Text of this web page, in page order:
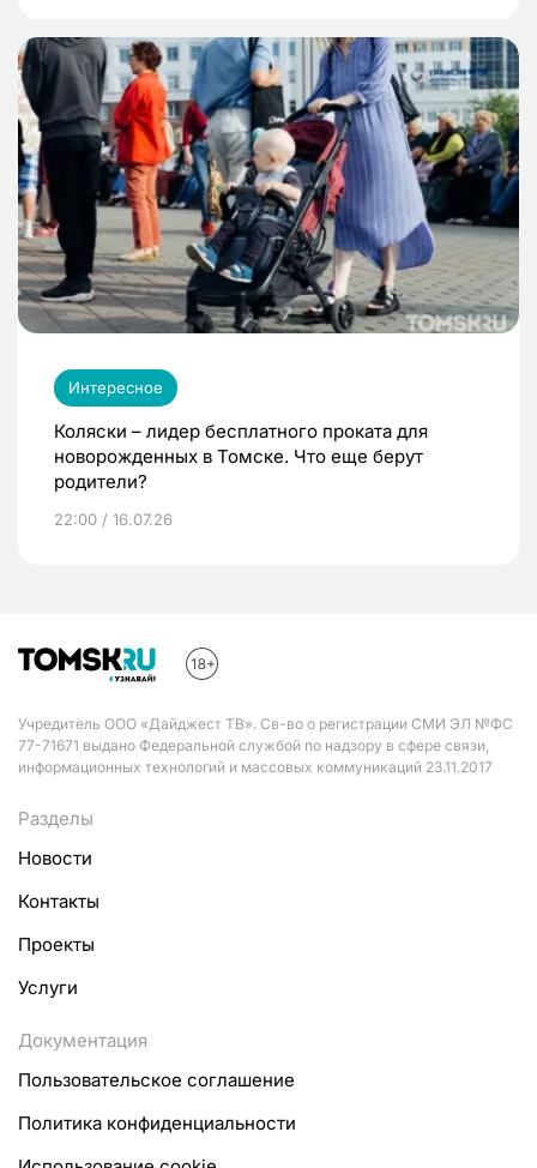
Интересное
Коляски – лидер бесплатного проката для
новорожденных в Томске. Что еще берут
родители?
22:00 / 16.07.26
Учредитель ООО «Дайджест ТВ». Св-во о регистрации СМИ ЭЛ №ФС
77-71671 выдано Федеральной службой по надзору в сфере связи,
информационных технологий и массовых коммуникаций 23.11.2017
Разделы
Новости
Контакты
Проекты
Услуги
Документация
Пользовательское соглашение
Политика конфиденциальности